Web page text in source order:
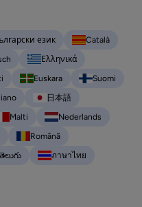
език
Català
Ελληνικά
Euskara
Suomi
日本語
Malti
Nederlands
Română
ภาษาไทย